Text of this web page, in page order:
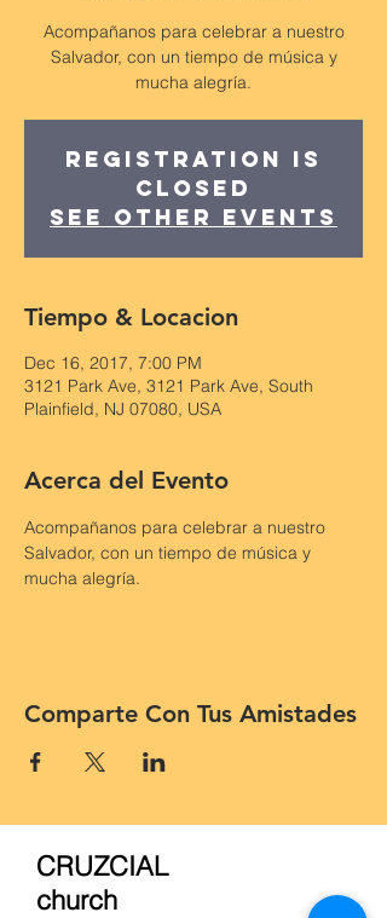
Acompañanos para celebrar a nuestro
Salvador, con un tiempo de música y
mucha alegría.
Registration is
Closed
See other events
Tiempo & Locacion
Dec 16, 2017, 7:00 PM
3121 Park Ave, 3121 Park Ave, South
Plainfield, NJ 07080, USA
Acerca del Evento
Acompañanos para celebrar a nuestro
Salvador, con un tiempo de música y
mucha alegría.
Comparte Con Tus Amistades
CRUZCIAL
church